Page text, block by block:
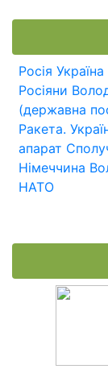
Росія Україна
Росіяни
(державна
Ракета.
апарат
Німеччина
НАТО